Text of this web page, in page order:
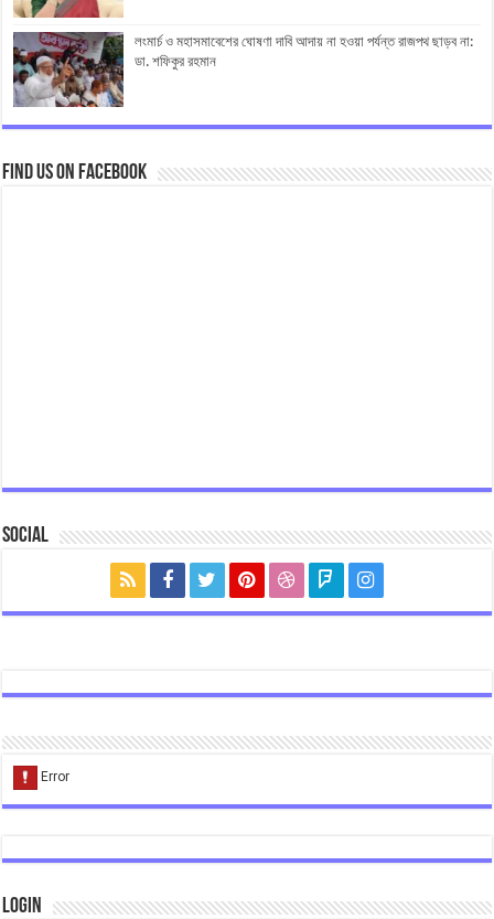
লংমার্চ ও মহাসমাবেশের ঘোষণা দাবি আদায় না হওয়া পর্যন্ত রাজপথ ছাড়ব না:
ডা. শফিকুর রহমান
Find us on Facebook
Social
Login